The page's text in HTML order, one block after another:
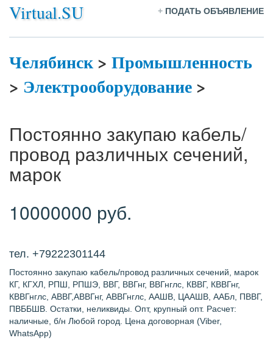
Virtual.SU + ПОДАТЬ ОБЪЯВЛЕНИЕ
Челябинск> Промышленность
> Электрооборудование>
Постоянно закупаю кабель/
провод различных сечений,
марок
10000000 руб.
тел. +79222301144
Постоянно закупаю кабель/провод различных сечений, марок
КГ, КГХЛ, РПШ, РПШЭ, ВВГ, ВВГнг, ВВГнглс, КВВГ, КВВГнг,
КВВГнглс, АВВГ,АВВГнг, АВВГнглс, ААШВ, ЦААШВ, ААБл, ПВВГ,
ПВББШВ. Остатки, неликвиды. Опт, крупный опт. Расчет:
наличные, б/н Любой город. Цена договорная (Viber,
WhatsApp)